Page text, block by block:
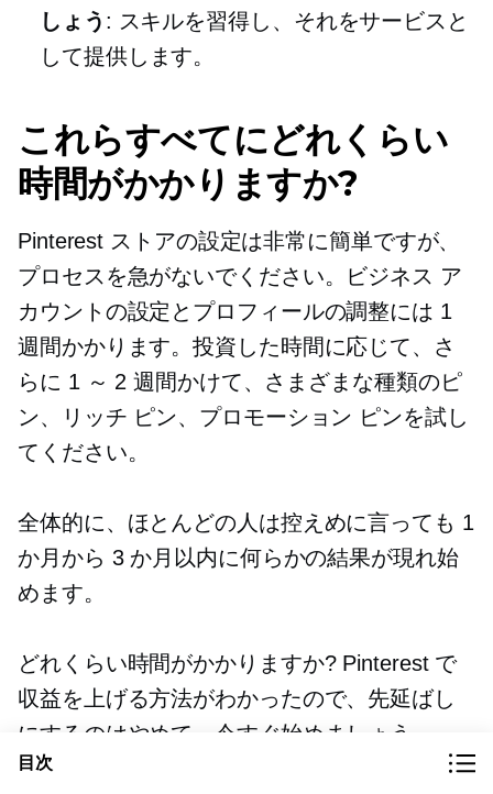
しょう : スキルを習得し、それをサービスと
して提供します。
これらすべてにどれくらい
時間がかかりますか?
Pinterest ストアの設定は非常に簡単ですが、
プロセスを急がないでください。ビジネス ア
カウントの設定とプロフィールの調整には 1
週間かかります。投資した時間に応じて、さ
らに 1 ～ 2 週間かけて、さまざまな種類のピ
ン、リッチ ピン、プロモーション ピンを試し
てください。
全体的に、ほとんどの人は控えめに言っても 1
か月から 3 か月以内に何らかの結果が現れ始
めます。
どれくらい時間がかかりますか? Pinterest で
収益を上げる方法がわかったので、先延ばし
にするのはやめて、今すぐ始めましょう。
目次